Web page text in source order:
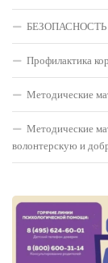
Профилактика
Методические
Методические
волонтерскую и